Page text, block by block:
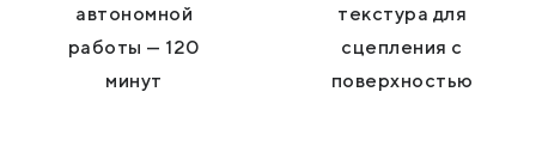
автономной
работы — 120
минут
текстура для
сцепления с
поверхностью